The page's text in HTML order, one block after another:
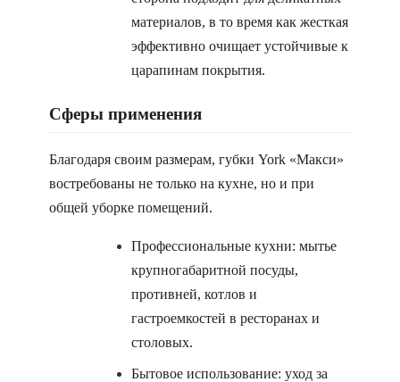
материалов, в то время как жесткая
эффективно очищает устойчивые к
царапинам покрытия.
Сферы применения
Благодаря своим размерам, губки York «Макси»
востребованы не только на кухне, но и при
общей уборке помещений.
Профессиональные кухни: мытье
крупногабаритной посуды,
противней, котлов и
гастроемкостей в ресторанах и
столовых.
Бытовое использование: уход за